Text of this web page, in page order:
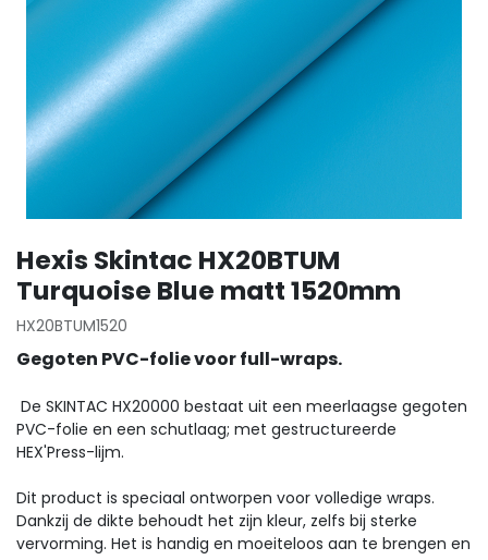
Hexis Skintac HX20BTUM
Turquoise Blue matt 1520mm
HX20BTUM1520
Gegoten PVC-folie voor full-wraps.
De SKINTAC HX20000 bestaat uit een meerlaagse gegoten
PVC-folie en een schutlaag; met gestructureerde
HEX'Press-lijm.
Dit product is speciaal ontworpen voor volledige wraps.
Dankzij de dikte behoudt het zijn kleur, zelfs bij sterke
vervorming. Het is handig en moeiteloos aan te brengen en